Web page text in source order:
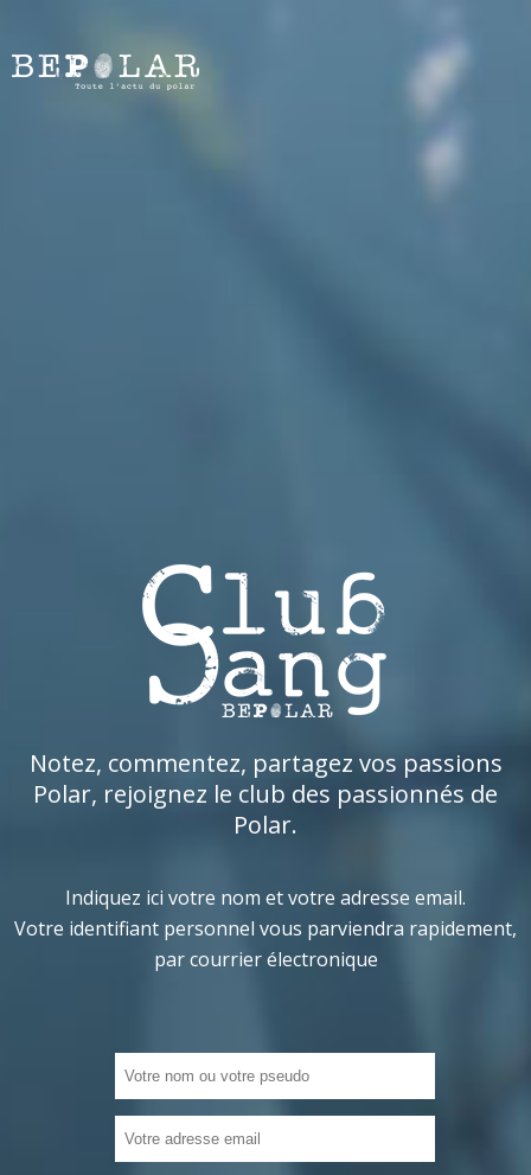
Notez, commentez, partagez vos passions
Polar, rejoignez le club des passionnés de
Polar.
Indiquez ici votre nom et votre adresse email.
Votre identifiant personnel vous parviendra rapidement,
par courrier électronique